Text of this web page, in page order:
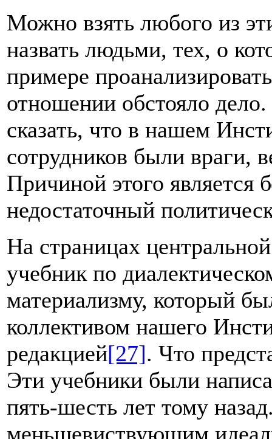
Можно взять любого из
назвать людьми, тех, о
примере
отношении обстояло
сказать, что в нашем
сотрудников были враги,
Причиной этого является
недостаточный
На страницах
учебник по
материализму, который
коллективом нашего
редакцией[27]. Что
Эти учебники были
пять-шесть лет тому
меньшевиствующим